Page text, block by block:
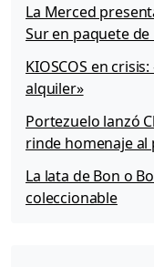
La Merced
Sur en paquete de
KIOSCOS en
alquiler»
Portezuelo lanzó
rinde homenaje
La lata de Bon o
coleccionable